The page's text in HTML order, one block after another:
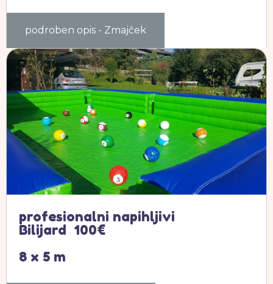
podroben opis - Zmajček
profesionalni napihljivi
Bilijard 100€
8 x 5 m